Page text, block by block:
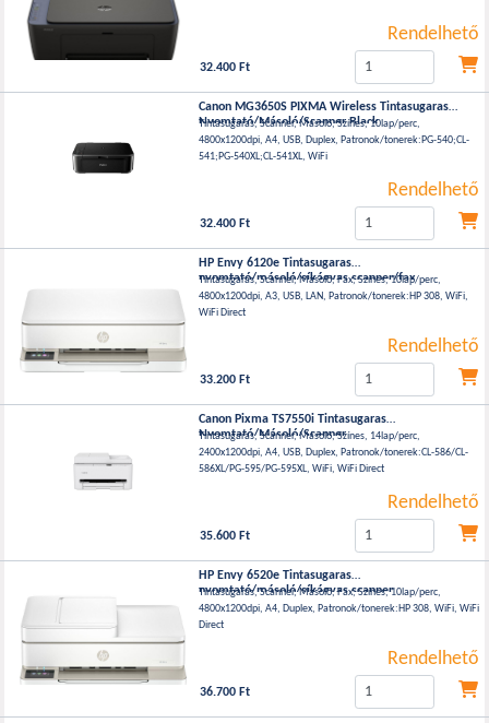
Rendelhető
32.400 Ft
Canon MG3650S PIXMA Wireless Tintasugaras
Nyomtató/Másoló/Scanner Black
Tintasugaras, Scanner, Másoló, Színes, 10lap/perc,
4800x1200dpi, A4, USB, Duplex, Patronok/tonerek:PG-540;CL-
541;PG-540XL;CL-541XL, WiFi
Rendelhető
32.400 Ft
HP Envy 6120e Tintasugaras
nyomtató/másoló/síkágyas scanner/fax
Tintasugaras, Scanner, Másoló, Fax, Színes, 10lap/perc,
4800x1200dpi, A3, USB, LAN, Patronok/tonerek:HP 308, WiFi,
WiFi Direct
Rendelhető
33.200 Ft
Canon Pixma TS7550i Tintasugaras
Nyomtató/Másoló/Scanner
Tintasugaras, Scanner, Másoló, Színes, 14lap/perc,
2400x1200dpi, A4, USB, Duplex, Patronok/tonerek:CL-586/CL-
586XL/PG-595/PG-595XL, WiFi, WiFi Direct
Rendelhető
35.600 Ft
HP Envy 6520e Tintasugaras
nyomtató/másoló/síkágyas scanner
Tintasugaras, Scanner, Másoló, Fax, Színes, 10lap/perc,
4800x1200dpi, A4, Duplex, Patronok/tonerek:HP 308, WiFi, WiFi
Direct
Rendelhető
36.700 Ft